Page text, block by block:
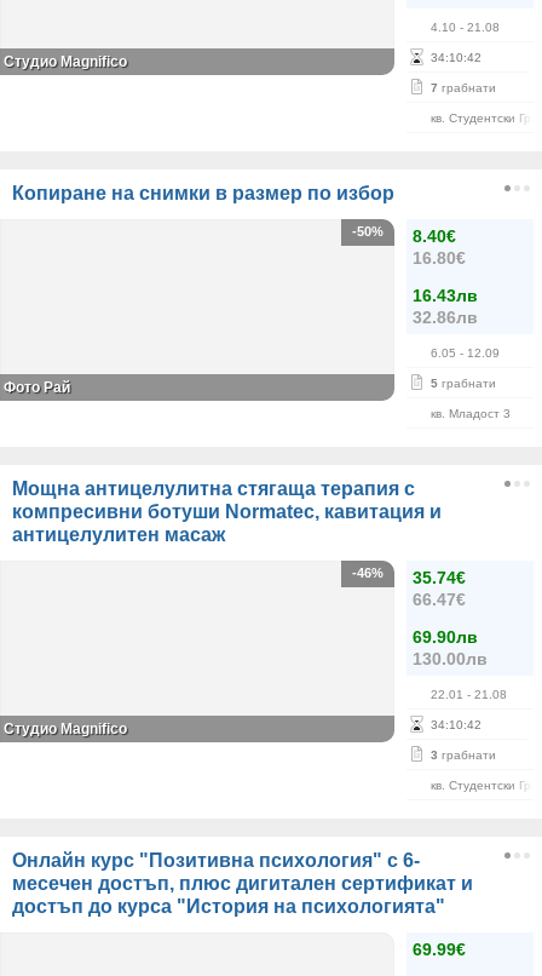
4.10 - 21.08
34:10:42
7 грабнати
кв. Студентски
Студио Magnifico
Копиране на снимки в размер по избор
8.40€
16.80€
16.43лв
32.86лв
6.05 - 12.09
5 грабнати
кв. Младост 3
-50%
Фото Рай
Мощна антицелулитна стягаща терапия с
компресивни ботуши Normatec, кавитация и
антицелулитен масаж
35.74€
66.47€
69.90лв
130.00лв
22.01 - 21.08
34:10:42
3 грабнати
кв. Студентски
-46%
Студио Magnifico
Онлайн курс "Позитивна психология" с 6-
месечен достъп, плюс дигитален сертификат и
достъп до курса "История на психологията"
69.99€